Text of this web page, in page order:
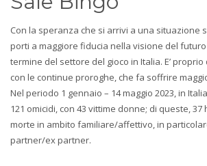
Con la speranza che si arrivi a una situazione
porti a maggiore fiducia nella visione del
termine del settore del gioco in Italia. E’
con le continue proroghe, che fa soffrire
Nel periodo 1 gennaio – 14 maggio 2023, in
121 omicidi, con 43 vittime donne; di queste,
morte in ambito familiare/affettivo, in
partner/ex partner.